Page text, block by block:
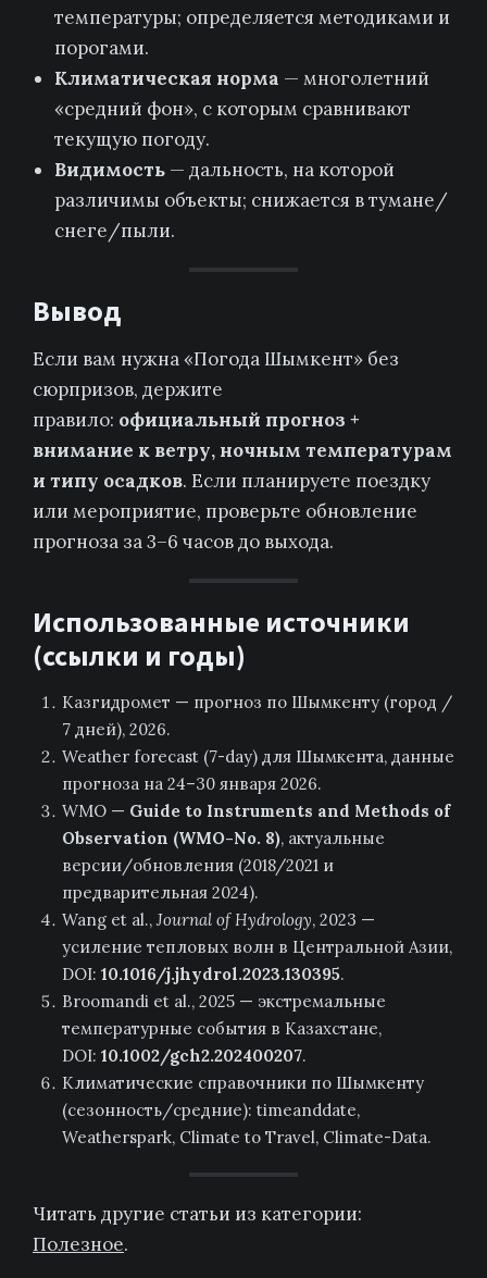
температуры; определяется методиками и
порогами.
Климатическая норма — многолетний
«средний фон», с которым сравнивают
текущую погоду.
Видимость — дальность, на которой
различимы объекты; снижается в тумане/
снеге/пыли.
Вывод
Если вам нужна «Погода Шымкент» без
сюрпризов, держите
правило: официальный прогноз +
внимание к ветру, ночным температурам
и типу осадков. Если планируете поездку
или мероприятие, проверьте обновление
прогноза за 3–6 часов до выхода.
Использованные источники
(ссылки и годы)
Казгидромет — прогноз по Шымкенту (город /
7 дней), 2026.
Weather forecast (7-day) для Шымкента, данные
прогноза на 24–30 января 2026.
WMO — Guide to Instruments and Methods of
Observation (WMO-No. 8), актуальные
версии/обновления (2018/2021 и
предварительная 2024).
Wang et al., Journal of Hydrology, 2023 —
усиление тепловых волн в Центральной Азии,
DOI: 10.1016/j.jhydrol.2023.130395.
Broomandi et al., 2025 — экстремальные
температурные события в Казахстане,
DOI: 10.1002/gch2.202400207.
Климатические справочники по Шымкенту
(сезонность/средние): timeanddate,
Weatherspark, Climate to Travel, Climate-Data.
Читать другие статьи из категории:
Полезное.